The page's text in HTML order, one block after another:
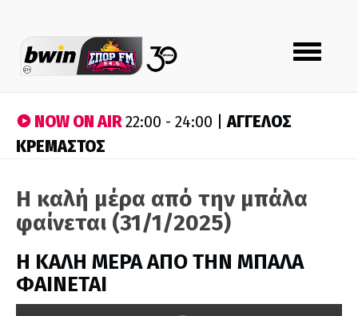
Toggle
navigation
NOW ON AIR22:00 - 24:00 |ΑΓΓΕΛΟΣ
ΚΡΕΜΑΣΤΟΣ
Η καλή μέρα από την μπάλα
φαίνεται (31/1/2025)
H ΚΑΛΗ ΜΕΡΑ ΑΠΟ ΤΗΝ ΜΠΑΛΑ
ΦΑΙΝΕΤΑΙ